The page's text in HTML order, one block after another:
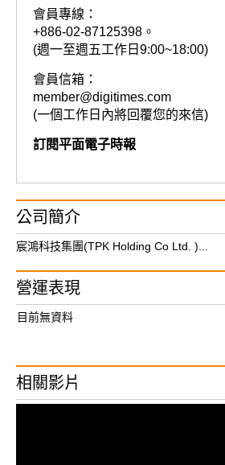
會員專線：
+886-02-87125398。
(週一至週五工作日9:00~18:00)
會員信箱：
member@digitimes.com
(一個工作日內將回覆您的來信)
訂閱平面電子時報
公司簡介
宸鴻科技集團(TPK Holding Co Ltd. )...
營運表現
目前無資料
相關影片